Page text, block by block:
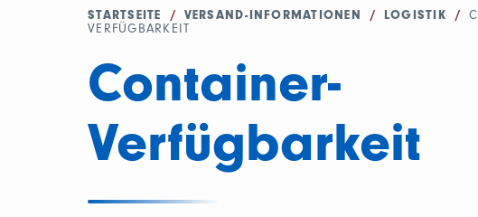
STARTSEITE / VERSAND-INFORMATIONEN / LOGISTIK /
VERFÜGBARKEIT
Container-
Verfügbarkeit